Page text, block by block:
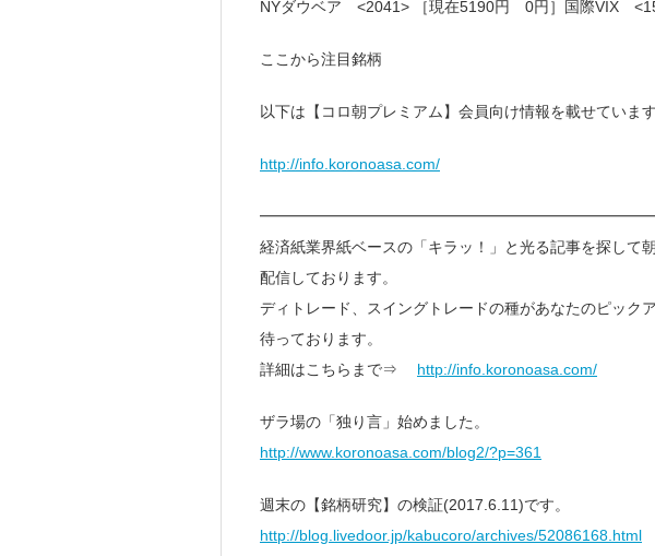
NYダウベア <2041> ［現在5190円 0円］国際VIX
ここから注目銘柄
以下は【コロ朝プレミアム】会員向け情報を載せています
http://info.koronoasa.com/
経済紙業界紙ベースの「キラッ！」と光る記事を探して
配信しております。
ディトレード、スイングトレードの種があなたのピック
待っております。
詳細はこちらまで⇒ http://info.koronoasa.com/
ザラ場の「独り言」始めました。
http://www.koronoasa.com/blog2/?p=361
週末の【銘柄研究】の検証(2017.6.11)です。
http://blog.livedoor.jp/kabucoro/archives/52086168.html